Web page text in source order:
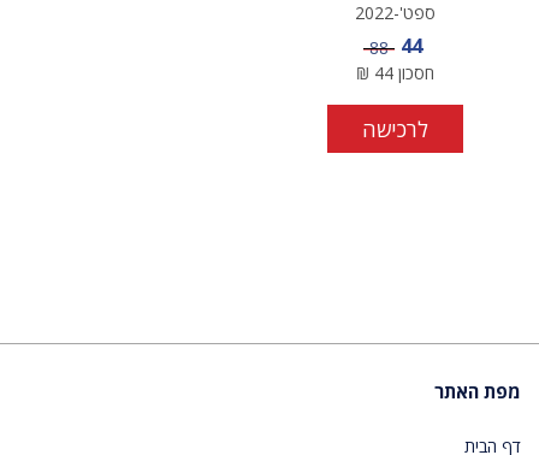
ספט'-2022
מחיר מבצע
44 מחיר
88
חסכון 44
₪
לרכישה
מפת האתר
דף הבית